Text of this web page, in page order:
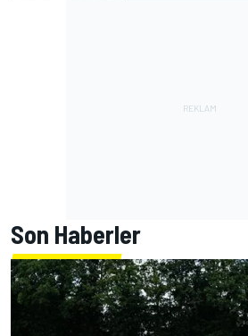
Son Haberler